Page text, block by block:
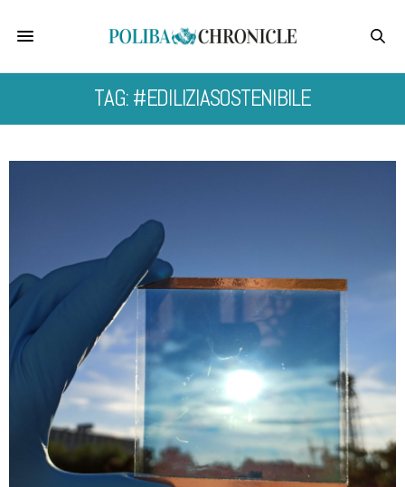
TAG: #EDILIZIASOSTENIBILE